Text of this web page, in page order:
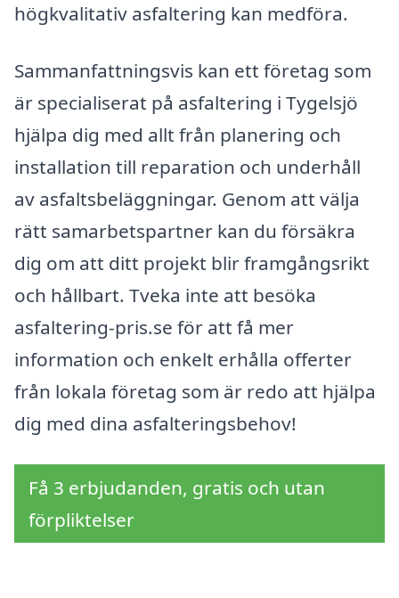
högkvalitativ asfaltering kan medföra.
Sammanfattningsvis kan ett företag som
är specialiserat på asfaltering i Tygelsjö
hjälpa dig med allt från planering och
installation till reparation och underhåll
av asfaltsbeläggningar. Genom att välja
rätt samarbetspartner kan du försäkra
dig om att ditt projekt blir framgångsrikt
och hållbart. Tveka inte att besöka
asfaltering-pris.se för att få mer
information och enkelt erhålla offerter
från lokala företag som är redo att hjälpa
dig med dina asfalteringsbehov!
Få 3 erbjudanden, gratis och utan
förpliktelser